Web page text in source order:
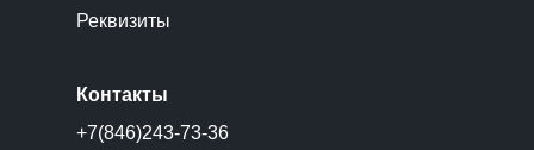
Реквизиты
Контакты
+7(846)243-73-36